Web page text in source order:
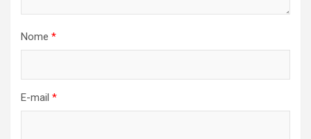
Nome *
E-mail *